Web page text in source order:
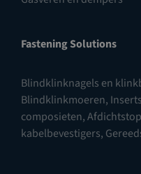
Fastening Solutions
Blindklinknagels en
Blindklinkmoeren,
composieten,
kabelbevestigers,